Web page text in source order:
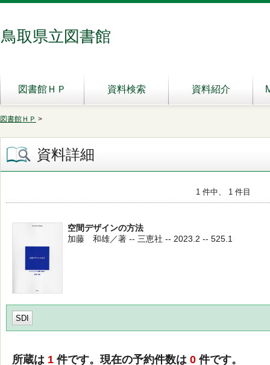
鳥取県立図書館
図書館ＨＰ 資料検索 資料紹介
図書館ＨＰ >
資料詳細
1 件中、 1 件目
空間デザインの方法
加藤 和雄／著 -- 三恵社 -- 2023.2 -- 525.1
SDI
所蔵は 1 件です。現在の予約件数は 0 件です。